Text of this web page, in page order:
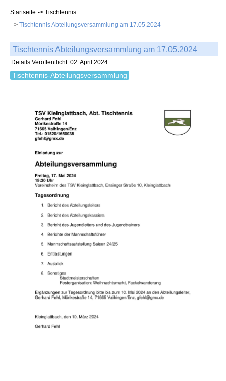
Startseite
Tischtennis
Tischtennis Abteilungsversammlung am 17.05.2024
Tischtennis Abteilungsversammlung am 17.05.2024
Details Veröffentlicht: 02. April 2024
Tischtennis-Abteilungsversammlung